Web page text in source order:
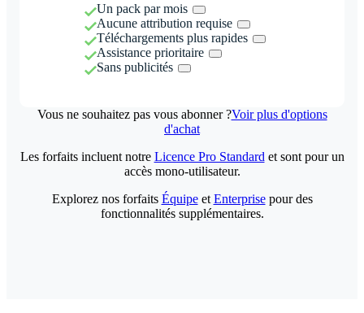
Un pack par mois
Aucune attribution requise
Téléchargements plus rapides
Assistance prioritaire
Sans publicités
Vous ne souhaitez pas vous abonner ?Voir plus d'options
d'achat
Les forfaits incluent notre Licence Pro Standard et sont pour un
accès mono-utilisateur.
Explorez nos forfaits Équipeet Enterprisepour des
fonctionnalités supplémentaires.